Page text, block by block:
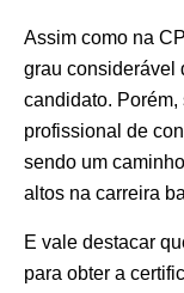
Assim como na
grau considerável
candidato.
profissional de
sendo um
altos na carreira
E vale destacar
para obter a